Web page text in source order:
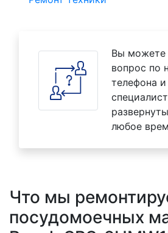
Вы можете
вопрос по
телефона
любое
Что мы
посудомоечных